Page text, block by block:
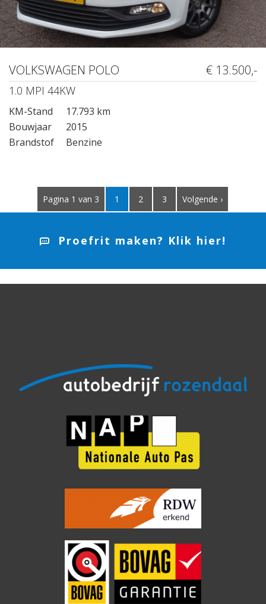
VOLKSWAGEN POLO € 13.500,-
1.0 MPI 44KW
KM-Stand
17.793 km
Bouwjaar
2015
Brandstof
Benzine
Pagina 1 van 3 1 2 3 Volgende ›
Proefrit maken? Klik hier!